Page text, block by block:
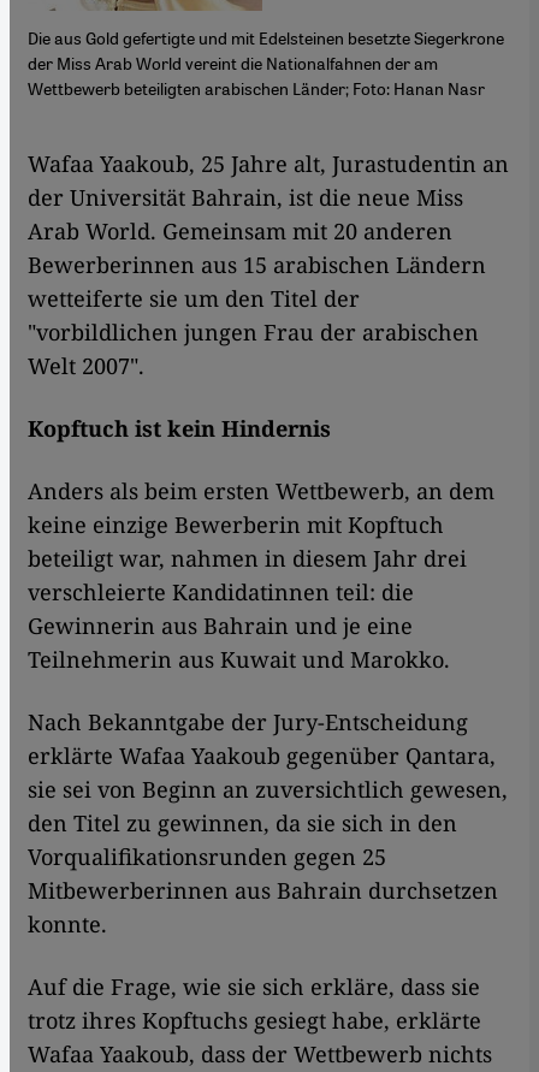
Die aus Gold gefertigte und mit Edelsteinen besetzte Siegerkrone
der Miss Arab World vereint die Nationalfahnen der am
Wettbewerb beteiligten arabischen Länder; Foto: Hanan Nasr
​​Wafaa Yaakoub, 25 Jahre alt, Jurastudentin an
der Universität Bahrain, ist die neue Miss
Arab World. Gemeinsam mit 20 anderen
Bewerberinnen aus 15 arabischen Ländern
wetteiferte sie um den Titel der
"vorbildlichen jungen Frau der arabischen
Welt 2007".
Kopftuch ist kein Hindernis
Anders als beim ersten Wettbewerb, an dem
keine einzige Bewerberin mit Kopftuch
beteiligt war, nahmen in diesem Jahr drei
verschleierte Kandidatinnen teil: die
Gewinnerin aus Bahrain und je eine
Teilnehmerin aus Kuwait und Marokko.
Nach Bekanntgabe der Jury-Entscheidung
erklärte Wafaa Yaakoub gegenüber Qantara,
sie sei von Beginn an zuversichtlich gewesen,
den Titel zu gewinnen, da sie sich in den
Vorqualifikationsrunden gegen 25
Mitbewerberinnen aus Bahrain durchsetzen
konnte.
Auf die Frage, wie sie sich erkläre, dass sie
trotz ihres Kopftuchs gesiegt habe, erklärte
Wafaa Yaakoub, dass der Wettbewerb nichts